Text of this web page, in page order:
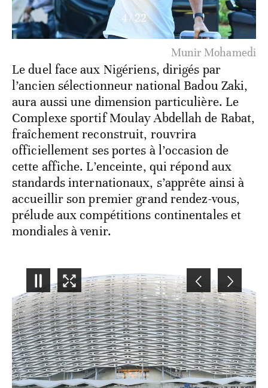
4/ 22
Munir Mohamedi
Le duel face aux Nigériens, dirigés par
l’ancien sélectionneur national Badou Zaki,
aura aussi une dimension particulière. Le
Complexe sportif Moulay Abdellah de Rabat,
fraîchement reconstruit, rouvrira
officiellement ses portes à l’occasion de
cette affiche. L’enceinte, qui répond aux
standards internationaux, s’apprête ainsi à
accueillir son premier grand rendez-vous,
prélude aux compétitions continentales et
mondiales à venir.